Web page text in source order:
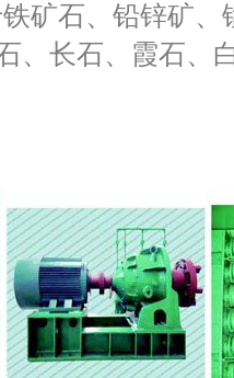
矿石、铅锌矿
、长石、霞石、